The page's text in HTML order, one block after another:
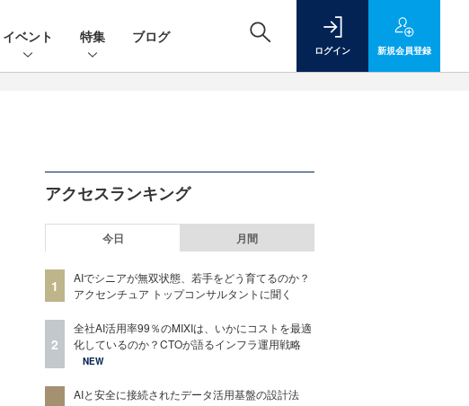
イベント 特集 ブログ
ログイン 新規会員登録
アクセスランキング
今日 月間
1
AIでシニアが無双状態、若手をどう育てるのか？
アクセンチュア トップコンサルタントに聞く
2
全社AI活用率99％のMIXIは、いかにコストを最適
化しているのか？CTOが語るインフラ運用戦略
NEW
AIと安全に接続されたデータ活用基盤の設計法